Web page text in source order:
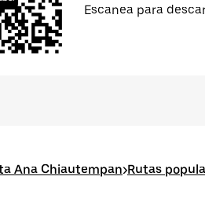
Escanea para
Ana Chiautempan>Rutas